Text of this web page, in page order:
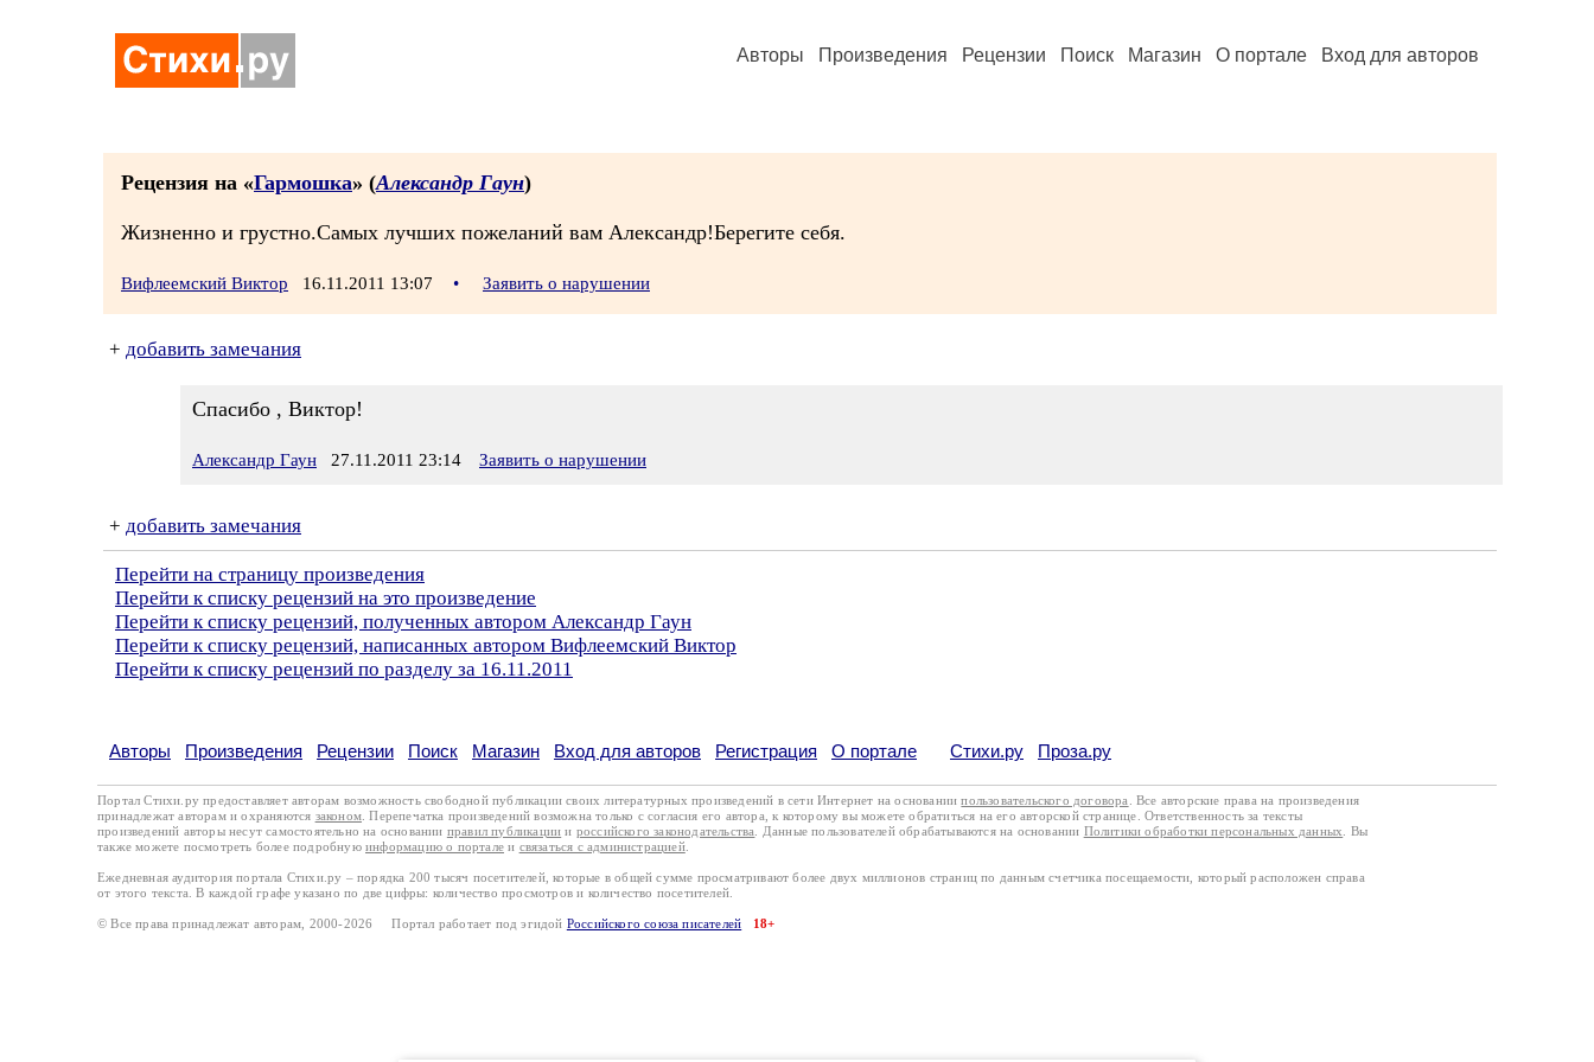
Авторы Произведения Рецензии Поиск Магазин О портале Вход для авторов
Рецензия на «Гармошка» (Александр Гаун)
Жизненно и грустно.Самых лучших пожеланий вам Александр!Берегите себя.
Вифлеемский Виктор 16.11.2011 13:07 • Заявить о нарушении
+ добавить замечания
Спасибо , Виктор!
Александр Гаун 27.11.2011 23:14 Заявить о нарушении
+ добавить замечания
Перейти на страницу произведения
Перейти к списку рецензий на это произведение
Перейти к списку рецензий, полученных автором Александр Гаун
Перейти к списку рецензий, написанных автором Вифлеемский Виктор
Перейти к списку рецензий по разделу за 16.11.2011
Авторы Произведения Рецензии Поиск Магазин Вход для авторов Регистрация О портале Стихи.ру Проза.ру
Портал Стихи.ру предоставляет авторам возможность свободной публикации своих литературных произведений в сети Интернет на основаниипользовательского договора
. Все авторские права на произведения
принадлежат авторам и охраняются законом . Перепечатка произведений возможна только с согласия его автора, к которому вы можете обратиться на его авторской странице. Ответственность за тексты
произведений авторы несут самостоятельно на основании правил публикации и российского законодательства . Данные пользователей обрабатываются на основании Политики обработки персональных данных
. Вы
также можете посмотреть более подробную информацию о портале и связаться с администрацией.
Ежедневная аудитория портала Стихи.ру – порядка 200 тысяч посетителей, которые в общей сумме просматривают более двух миллионов страниц по данным счетчика посещаемости, который расположен справа
от этого текста. В каждой графе указано по две цифры: количество просмотров и количество посетителей.
© Все права принадлежат авторам, 2000-2026 Портал работает под эгидой Российского союза писателей 18+